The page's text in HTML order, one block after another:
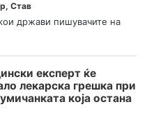
, Став
држави пишувачите на
експерт ќе
лекарска грешка при
која остана